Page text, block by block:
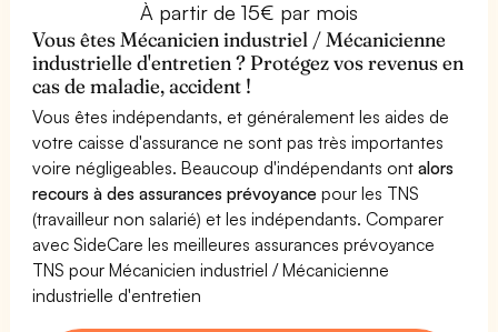
À partir de 15€ par mois
Vous êtes Mécanicien industriel / Mécanicienne
industrielle d'entretien ? Protégez vos revenus en
cas de maladie, accident !
Vous êtes indépendants, et généralement les aides de
votre caisse d'assurance ne sont pas très importantes
voire négligeables. Beaucoup d'indépendants ontalors
recours à des assurances prévoyance pour les TNS
(travailleur non salarié) et les indépendants. Comparer
avec SideCare les meilleures assurances prévoyance
TNS pour Mécanicien industriel / Mécanicienne
industrielle d'entretien